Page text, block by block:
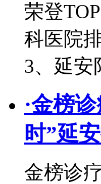
荣登
科医院
3、延
·金榜
时”延
金榜诊